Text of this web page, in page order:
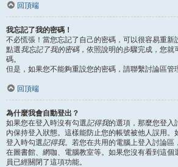
回頂端
我忘記了我的密碼！
不必慌張！當您忘記了自己的密碼，可以很容易重新
點選我忘記了我的密碼，依照說明的步驟完成，您就
碼。
但是，如果您不能夠重設您的密碼，請聯繫討論區管
回頂端
為什麼我會自動登出？
如果您在登入時沒有勾選記得我的選項，那麼您登入
內保持登入狀態。這樣能防止您的帳號被他人誤用。
登入時勾選記得我。若您在共用的電腦上登入討論區
在圖書館、網咖、電腦教室等。如果您沒有看到這個
員已經關閉了這項功能。